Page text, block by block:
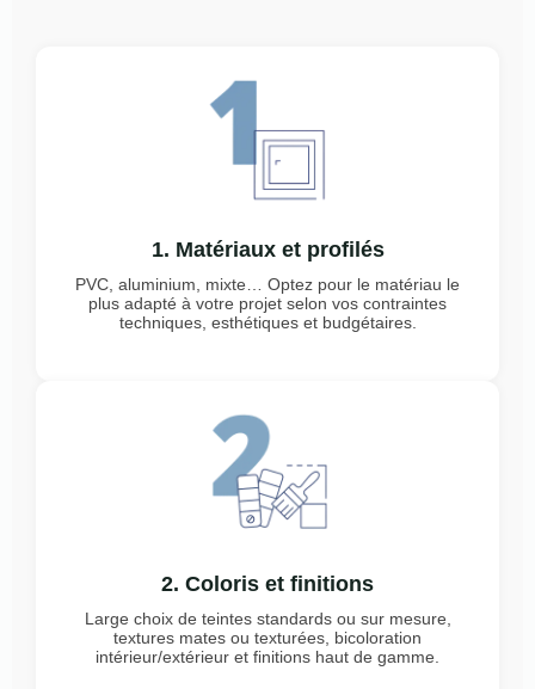
1. Matériaux et profilés
PVC, aluminium, mixte… Optez pour le matériau le
plus adapté à votre projet selon vos contraintes
techniques, esthétiques et budgétaires.
2. Coloris et finitions
Large choix de teintes standards ou sur mesure,
textures mates ou texturées, bicoloration
intérieur/extérieur et finitions haut de gamme.